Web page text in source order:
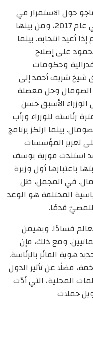
حول الاستمرار في
الإصلاحات التي شرعت فيها إدارته في عام 2017، ومن بينها
أعيد انتخابه. بينما
على إصلاح
وحكومات
شيخ شريف أحمد إلى
الصومال وحل معضلة
الأسبق حسن
رئاسته للوزراء ورأب
بينما ارتكز برنامج
تعزيز المؤسسات
استندت فوزية يوسف
باعتبارها أول وزيرة
في المجمل، ظل
المختلفة هو الوعد
للمضيّ قدمًا.
فسادًا. ويهيمن
ومع ذلك، فإن
هوية الفائز بالرئاسة.
فضلًا عن تأثير الدول
المحلية، التي أدّت
حملات